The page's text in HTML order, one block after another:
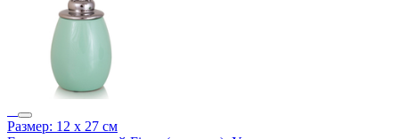
Размер: 12 х 27 см